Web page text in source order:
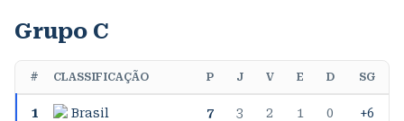
Grupo C
# CLASSIFICAÇÃO P J V E D SG
1 Brasil 7 3 2 1 0 +6